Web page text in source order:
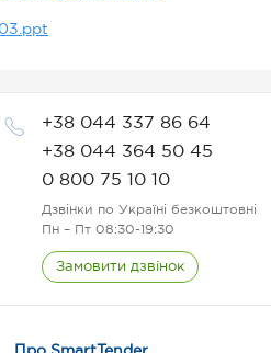
+38 044 337 86 64
+38 044 364 50 45
0 800 75 10 10
Дзвінки по Україні безкоштовні
Пн – Пт 08:30-19:30
Замовити дзвінок